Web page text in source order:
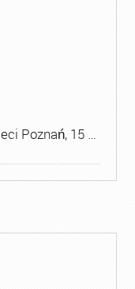
Poznań, 15 …